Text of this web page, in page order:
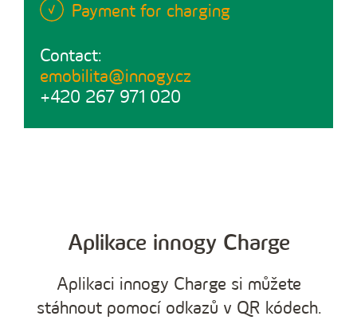
Payment for charging
Contact:
emobilita@innogy.cz
+420 267 971 020
Aplikace innogy Charge
Aplikaci innogy Charge si můžete
stáhnout pomocí odkazů v QR kódech.